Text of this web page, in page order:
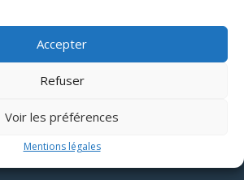
Accepter
Refuser
Voir les préférences
Mentions légales
J’accepte
suivante :ACTION DE FORMATION